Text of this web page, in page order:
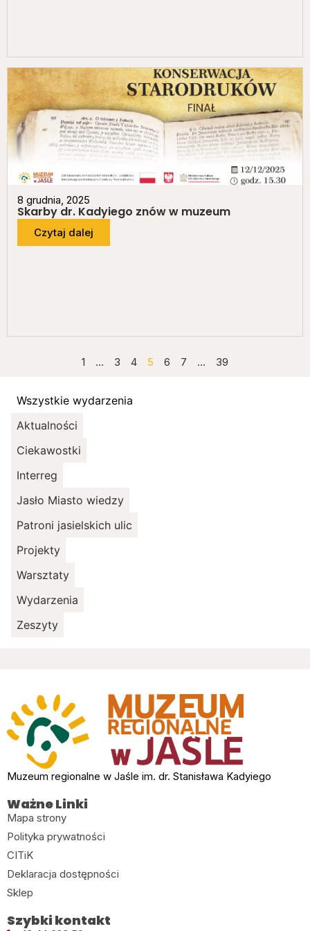
8 grudnia, 2025
Skarby dr. Kadyiego znów w muzeum
Czytaj dalej
1 … 3 4 5 6 7 … 39
Aktualności
Ciekawostki
Interreg
Jasło Miasto wiedzy
Patroni jasielskich ulic
Projekty
Warsztaty
Wydarzenia
Zeszyty
Wszystkie wydarzenia
Muzeum regionalne w Jaśle im. dr. Stanisława Kadyiego
Ważne Linki
Mapa strony
Polityka prywatności
CITiK
Deklaracja dostępności
Sklep
Szybki kontakt